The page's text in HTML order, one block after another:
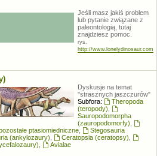
Jeśli masz jakiś problem
lub pytanie związane z
paleontologią, tutaj
znajdziesz pomoc.
rys.
http://www.lonelydinosaur.com
Dyskusje na temat
"strasznych jaszczurów"
Subfora:
Theropoda
(teropody)
Sauropodomorpha
(zauropodomorfy)
ptasiomiedniczne
Stegosauria
(ankylozaury) Ceratopsia (ceratopsy)
Avialae